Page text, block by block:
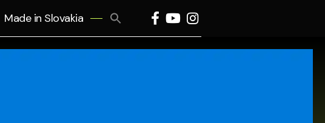
Made in Slovakia
Search